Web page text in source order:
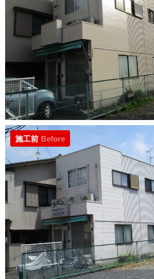
施工前 Before